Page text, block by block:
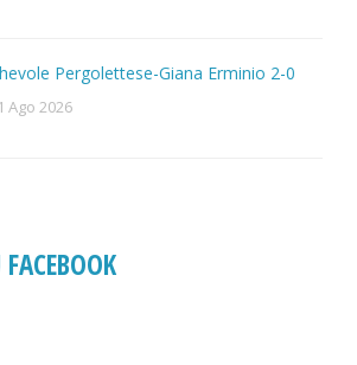
Pergolettese-Giana Erminio 2-0
Ago 2026